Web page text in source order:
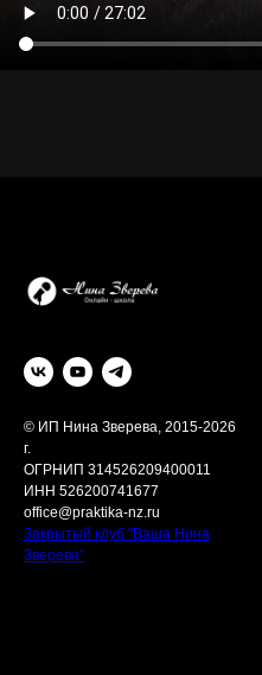
© ИП Нина Зверева, 2015-2026
г.
ОГРНИП 314526209400011
ИНН 526200741677
office@praktika-nz.ru
Закрытый клуб "Ваша Нина
Зверева"